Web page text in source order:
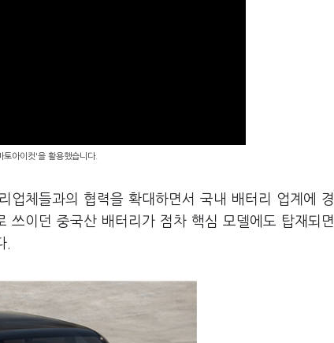
아이컷'을 활용했습니다.
업체들과의 협력을 확대하면서 국내 배터리 업계에 경
쓰이던 중국산 배터리가 점차 핵심 모델에도 탑재되면
.